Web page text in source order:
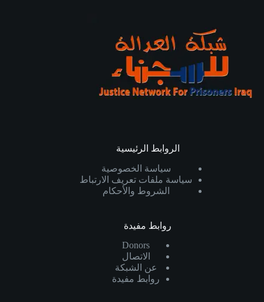
الروابط الرئيسية
سياسة الخصوصية
سياسة ملفات تعريف الارتباط
الشروط والأحكام
روابط مفيدة
Donors
الاتصال
عن الشبكة
روابط مفيدة